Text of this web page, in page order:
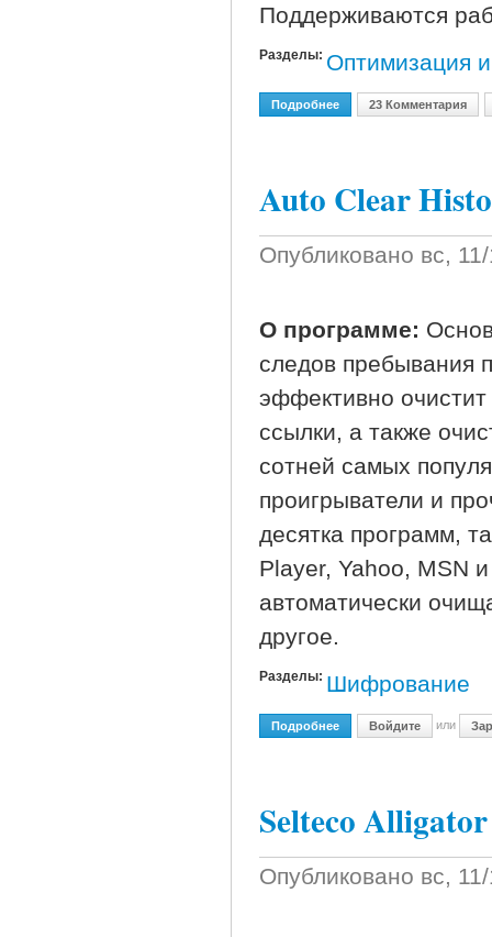
Поддерживаются
Разделы: Оптимизация
Подробнее О Raxco PerfectDisk 10
23 Комментария
Auto Clear
Опубликовано вс,
О программе:
следов пребывания
эффективно
ссылки, а также
сотней самых
проигрыватели и
десятка программ,
Player, Yahoo, MSN
автоматически
другое.
Разделы: Шифрование
Подробнее О Auto Clear History
Войдите или
Selteco
Опубликовано вс,